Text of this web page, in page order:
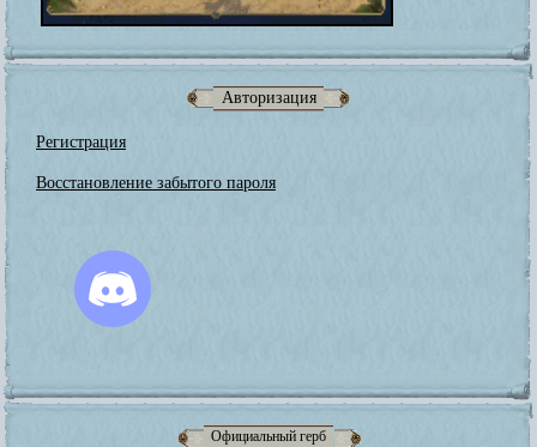
Авторизация
Регистрация
Восстановление забытого пароля
Официальный герб